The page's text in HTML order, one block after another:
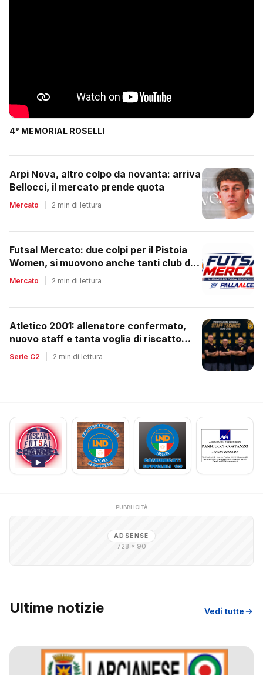
4° MEMORIAL ROSELLI
Arpi Nova, altro colpo da novanta: arriva
Bellocci, il mercato prende quota
Mercato 2 min di lettura
Futsal Mercato: due colpi per il Pistoia
Women, si muovono anche tanti club del
regionale
Mercato 2 min di lettura
Atletico 2001: allenatore confermato,
nuovo staff e tanta voglia di riscatto
dopo la retrocessione
Serie C2 2 min di lettura
PUBBLICITÀ
ADSENSE
728 × 90
Ultime notizie Vedi tutte